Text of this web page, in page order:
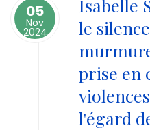
05
Nov
2024
Isabelle
le
prise en
l'égard